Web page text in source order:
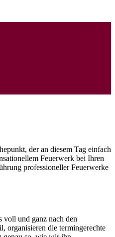
der an diesem Tag einfach
Feuerwerk bei Ihren
professioneller Feuerwerke
voll und ganz nach den
organisieren die termingerechte